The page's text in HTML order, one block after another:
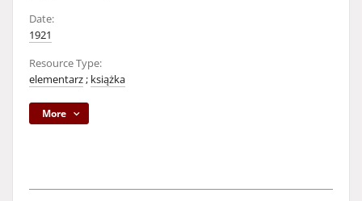
Date:
1921
Resource Type:
elementarz; książka
More